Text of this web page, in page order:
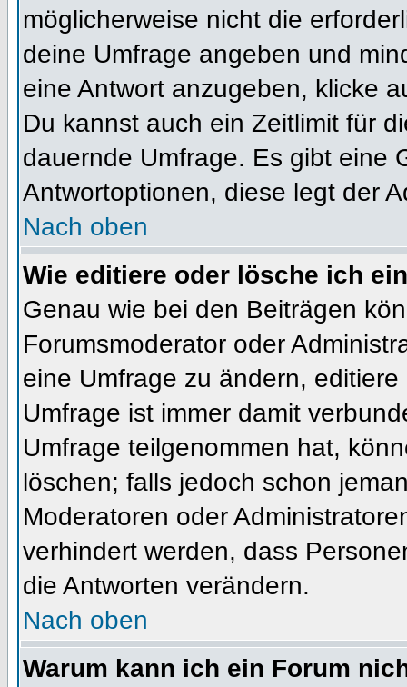
möglicherweise nicht die
deine Umfrage angeben und
eine Antwort anzugeben, klicke
Du kannst auch ein Zeitlimit für
dauernde Umfrage. Es gibt eine
Antwortoptionen, diese legt der
Nach oben
Wie editiere oder lösche ich
Genau wie bei den Beiträgen
Forumsmoderator oder
eine Umfrage zu ändern,
Umfrage ist immer damit
Umfrage teilgenommen hat,
löschen; falls jedoch schon
Moderatoren oder
verhindert werden, dass
die Antworten verändern.
Nach oben
Warum kann ich ein Forum